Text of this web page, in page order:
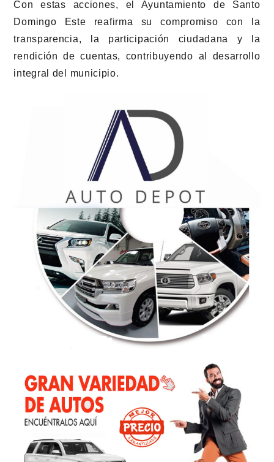
Con estas acciones, el Ayuntamiento de Santo
Domingo Este reafirma su compromiso con la
transparencia, la participación ciudadana y la
rendición de cuentas, contribuyendo al desarrollo
integral del municipio.